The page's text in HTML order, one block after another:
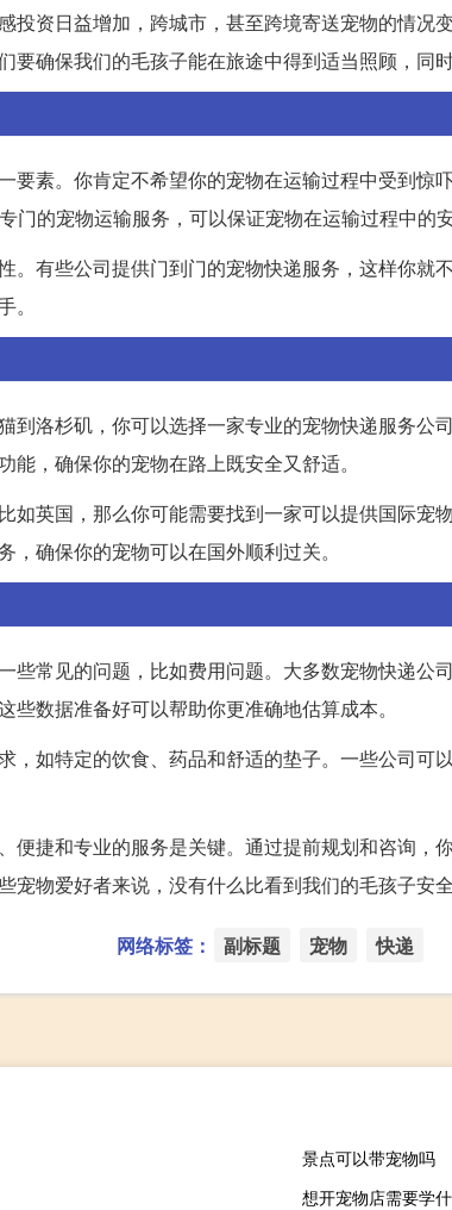
投资日益增加，跨城市，甚至跨境寄送宠物的情况
要确保我们的毛孩子能在旅途中得到适当照顾，同
要素。你肯定不希望你的宠物在运输过程中受到惊
的宠物运输服务，可以保证宠物在运输过程中的安
。有些公司提供门到门的宠物快递服务，这样你就
到洛杉矶，你可以选择一家专业的宠物快递服务公
，确保你的宠物在路上既安全又舒适。
如英国，那么你可能需要找到一家可以提供国际宠
确保你的宠物可以在国外顺利过关。
些常见的问题，比如费用问题。大多数宠物快递公
数据准备好可以帮助你更准确地估算成本。
，如特定的饮食、药品和舒适的垫子。一些公司可
便捷和专业的服务是关键。通过提前规划和咨询，
宠物爱好者来说，没有什么比看到我们的毛孩子安
网络标签： 副标题 宠物 快递
景点可以带宠物吗
想开宠物店需要学